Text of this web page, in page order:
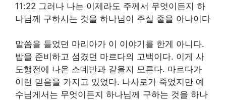
11:22 그러나 나는 이제라도 주께서 무엇이든지 하
나님께 구하시는 것을 하나님이 주실 줄을 아나이다
말씀을 들었던 마리아가 이 이야기를 한게 아니다.
밥을 준비하고 섬겼던 마르다의 고백이다. 이게 사
도행전에 나온 스데반과 같을지 모른다. 마르다가
이런 믿음을 가지고 있었다. 나사로가 죽었지만 예
수님게서는 무엇이든지 하나님께 구하는 것을 하나